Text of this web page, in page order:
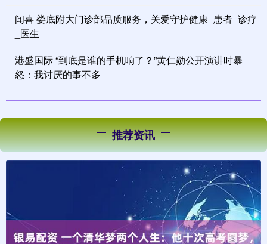
闻喜 娄底附大门诊部品质服务，关爱守护健康_患者_诊疗
_医生
港盛国际 “到底是谁的手机响了？”黄仁勋公开演讲时暴
怒：我讨厌的事不多
推荐资讯